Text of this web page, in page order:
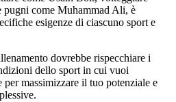
pugni come Muhammad Ali, è
esigenze di ciascuno sport e
dovrebbe rispecchiare i
dello sport in cui vuoi
massimizzare il tuo potenziale e